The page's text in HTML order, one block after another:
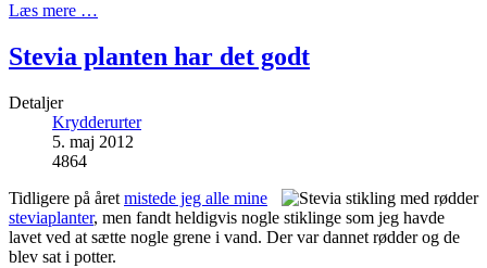
Læs mere …
Stevia planten har det godt
Detaljer
Krydderurter
5. maj 2012
4864
Tidligere på året mistede jeg alle mine
steviaplanter, men fandt heldigvis nogle stiklinge som jeg havde
lavet ved at sætte nogle grene i vand. Der var dannet rødder og de
blev sat i potter.